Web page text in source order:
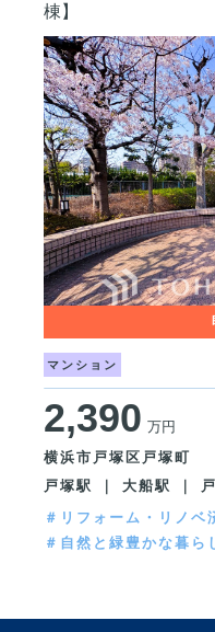
棟】
マンション
2,390 万円
横浜市戸塚区戸塚町
戸塚駅 ｜ 大船駅 ｜
＃リフォーム・リノベ
＃自然と緑豊かな暮ら